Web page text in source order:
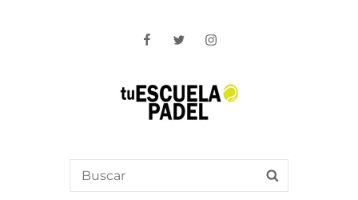
FacebookTwitterInstagram
Tu Escuela Padel
Search
for: